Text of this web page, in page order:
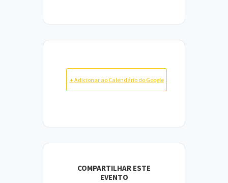
+ Adicionar ao Calendário do Google
COMPARTILHAR ESTE
EVENTO